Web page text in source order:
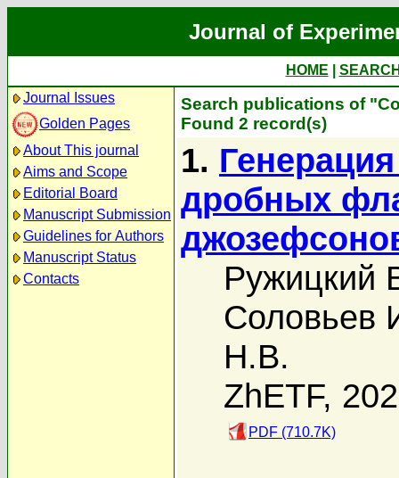
Journal of
HOME
Journal Issues
Golden Pages
About This journal
Aims and Scope
Editorial Board
Manuscript Submission
Guidelines for Authors
Manuscript Status
Contacts
Search publications of
Found 2 record(s)
1.
дробных
Ружицкий
Соловьев
Н.В.
ZhETF,
PDF (710.7K)